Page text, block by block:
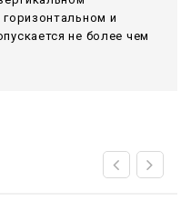
и
не более чем